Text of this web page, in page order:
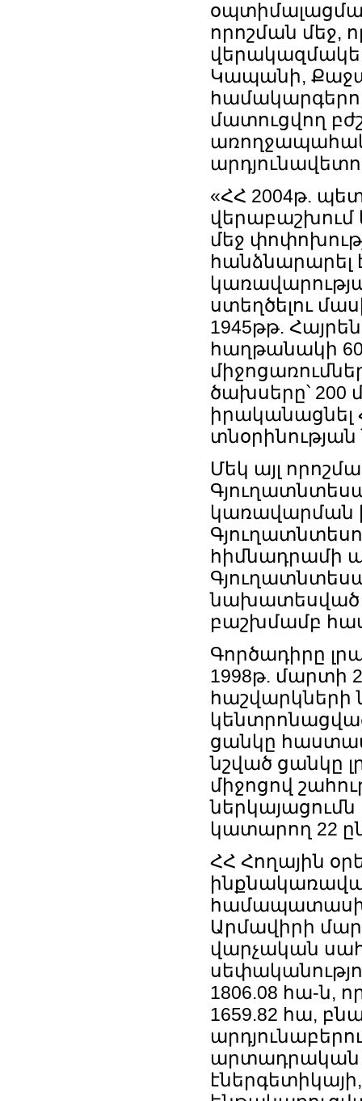
որոշման մեջ,
Կապանի,
մատուցվող
«ՀՀ 2004թ.
վերաբաշխում
մեջ
ստեղծելու
1945թթ.
հաղթանակի
ծախսերը՝ 200
Մեկ այլ
կառավարման
հիմնադրամի
նախատեսված
բաշխմամբ
Գործադիրը
1998թ. մարտի
հաշվարկների
ցանկը
նշված ցանկը
միջոցով
կատարող 22
ՀՀ Հողային
Արմավիրի
վարչական
1806.08 հա-ն,
1659.82 հա,
արտադրական